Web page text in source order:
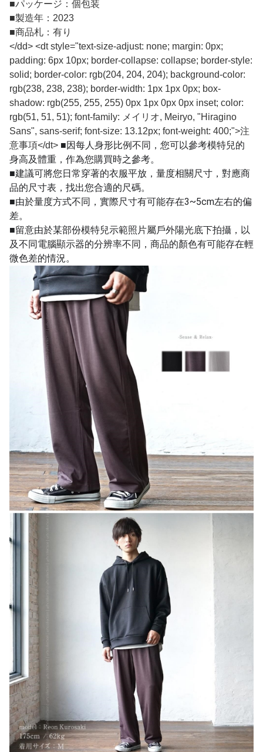
■パッケージ：個包装
■製造年：2023
■商品札：有り
</dd> <dt style="text-size-adjust: none; margin: 0px;
padding: 6px 10px; border-collapse: collapse; border-style:
solid; border-color: rgb(204, 204, 204); background-color:
rgb(238, 238, 238); border-width: 1px 1px 0px; box-
shadow: rgb(255, 255, 255) 0px 1px 0px 0px inset; color:
rgb(51, 51, 51); font-family: メイリオ, Meiryo, "Hiragino
Sans", sans-serif; font-size: 13.12px; font-weight: 400;">注
意事項</dt> ■因每人身形比例不同，您可以參考模特兒的
身高及體重，作為您購買時之參考。
■建議可將您日常穿著的衣服平放，量度相關尺寸，對應商
品的尺寸表，找出您合適的尺碼。
■由於量度方式不同，實際尺寸有可能存在3~5cm左右的偏
差。
■留意由於某部份模特兒示範照片屬戶外陽光底下拍攝，以
及不同電腦顯示器的分辨率不同，商品的顏色有可能存在輕
微色差的情況。